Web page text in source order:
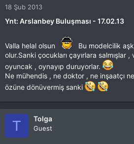
18 Şub 2013
Ynt: Arslanbey Buluşması - 17.02.13
Valla helal olsun
Bu modelcilik
olur.Sanki çocukları çayırlara salmışlar
oyuncak , oynayıp duruyorlar.
Ne mühendis , ne doktor , ne inşaatçı
özüne dönüvermiş sanki
T Tolga
Guest